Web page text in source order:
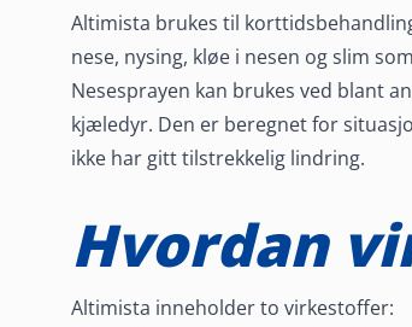
Altimista brukes til
nese, nysing, kløe i nesen og slim
Nesesprayen kan brukes ved blant
kjæledyr. Den er beregnet for
ikke har gitt tilstrekkelig lindring.
Hvordan
Altimista inneholder to virkestoffer: